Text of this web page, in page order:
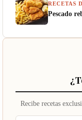
RECETAS
Pescado
Recibe recetas